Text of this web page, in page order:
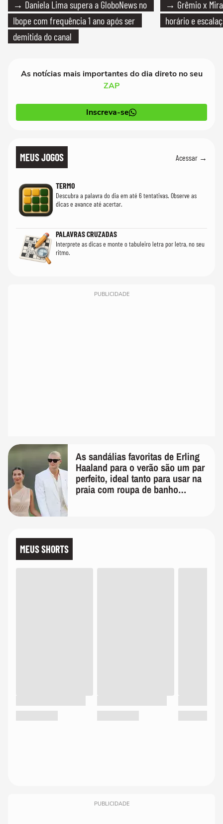
→ Daniela Lima supera a GloboNews no
Ibope com frequência 1 ano após ser
demitida do canal
→ Grêmio x
horário e
As notícias mais importantes do dia direto no seu
ZAP
Inscreva-se
MEUS JOGOS Acessar →
TERMO
Descubra a palavra do dia em até 6 tentativas. Observe as
dicas e avance até acertar.
PALAVRAS CRUZADAS
Interprete as dicas e monte o tabuleiro letra por letra, no seu
ritmo.
PUBLICIDADE
As sandálias favoritas de Erling
Haaland para o verão são um par
perfeito, ideal tanto para usar na
praia com roupa de banho
MEUS SHORTS
PUBLICIDADE